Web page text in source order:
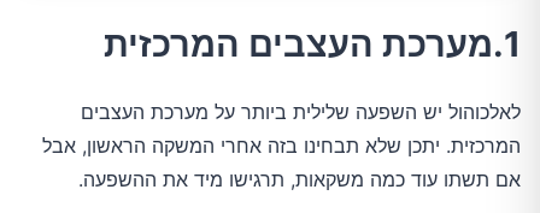
1.מערכת העצבים המרכזית
לאלכוהול יש השפעה שלילית ביותר על מערכת העצבים
המרכזית. יתכן שלא תבחינו בזה אחרי המשקה הראשון, אבל
אם תשתו עוד כמה משקאות, תרגישו מיד את ההשפעה.